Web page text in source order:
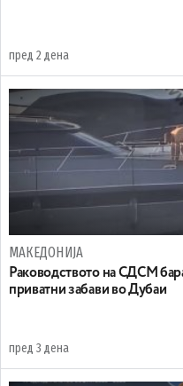
пред 2 дена
МАКЕДОНИЈА
Раководството на СДСМ
приватни забави во Дубаи
пред 3 дена